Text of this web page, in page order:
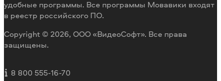
удобные программы. Все программы Мовавики входят
в реестр российского ПО.
Copyright © 2026, ООО «ВидеоСофт». Все права
защищены.
8 800 555-16-70